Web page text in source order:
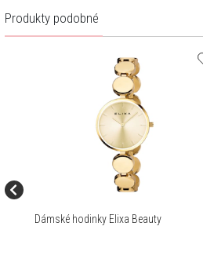
Produkty podobné
Dámské hodinky Elixa Beauty